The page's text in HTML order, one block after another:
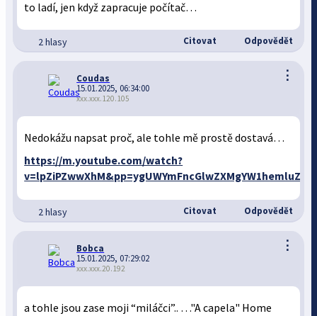
to ladí, jen když zapracuje počítač…
2 hlasy Citovat Odpovědět
⋮
Coudas
15.01.2025, 06:34:00
xxx.xxx.120.105
Nedokážu napsat proč, ale tohle mě prostě dostavá…
https://m.youtube.com/watch?
2 hlasy Citovat Odpovědět
⋮
Bobca
15.01.2025, 07:29:02
xxx.xxx.20.192
a tohle jsou zase moji “miláčci”.. …"A capela" Home